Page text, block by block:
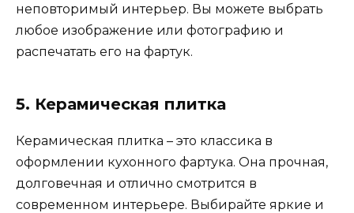
неповторимый интерьер. Вы можете выбрать
любое изображение или фотографию и
распечатать его на фартук.
5. Керамическая плитка
Керамическая плитка – это классика в
оформлении кухонного фартука. Она прочная,
долговечная и отлично смотрится в
современном интерьере. Выбирайте яркие и